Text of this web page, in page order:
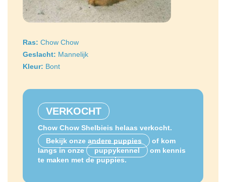
Ras: Chow Chow
Geslacht: Mannelijk
Kleur: Bont
VERKOCHT
Chow Chow Shelbieis helaas verkocht.
Bekijk onze andere puppies
of kom
langs in onze
puppykennel
om kennis
te maken met de puppies.